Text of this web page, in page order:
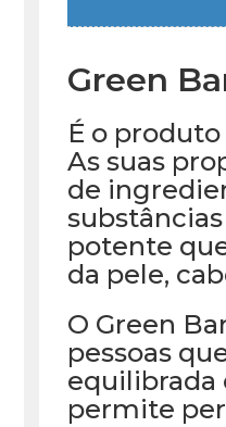
Green
É o
As suas
de
potente
da pele,
O Green
pessoas
equilibrada
permite